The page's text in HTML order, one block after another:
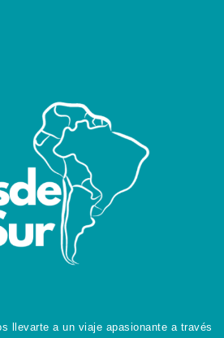
llevarte a un viaje apasionante a través